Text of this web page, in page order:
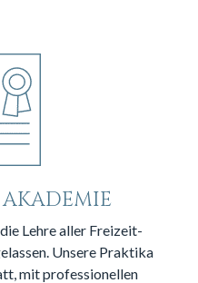
Lehre aller Freizeit-
Unsere Praktika
mit professionellen